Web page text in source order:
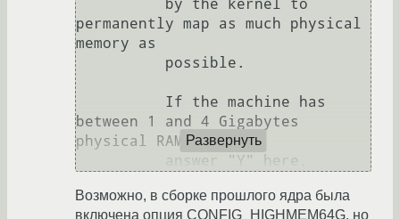
permanently map as much physical
memory as
between 1 and 4 Gigabytes
physical RAM, then
Развернуть
Возможно, в сборке прошлого ядра была
включена опция CONFIG_HIGHMEM64G, но